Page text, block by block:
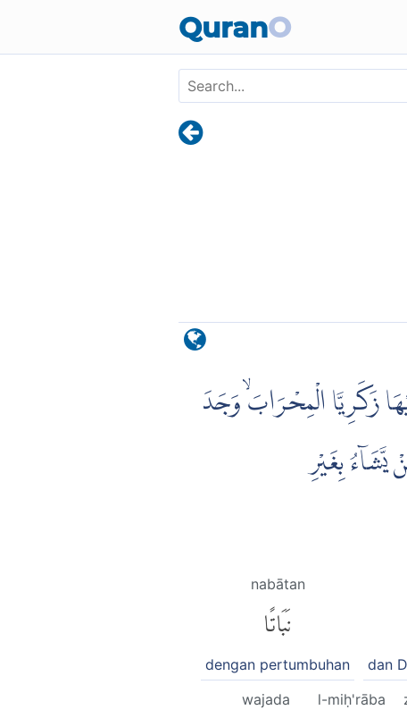
QuranO
زَكَرِيَّا الْمِحْرَابَۙ وَجَدَ
يَّشَاۤءُ بِغَيْرِ
dan
nabātan
نَبَاتًا
dengan pertumbuhan
l-miḥ'rāba
wajada